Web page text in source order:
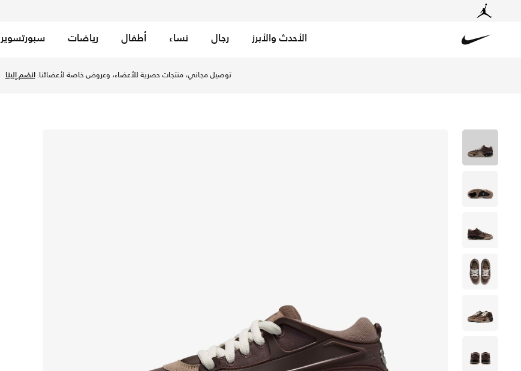
الأحدث والأبرز رجال نساء أطفال رياضات سبورتسوير
توصيل مجاني، منتجات حصرية للأعضاء، وعروض خاصة لأعضائنا.انضم إلينا